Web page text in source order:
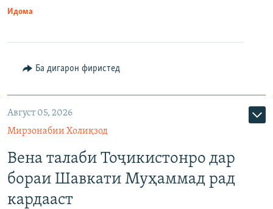
Идома
Ба дигарон фиристед
Август 05, 2026
Мирзонабии Холиқзод
Вена талаби Тоҷикистонро дар
бораи Шавкати Муҳаммад рад
кардааст